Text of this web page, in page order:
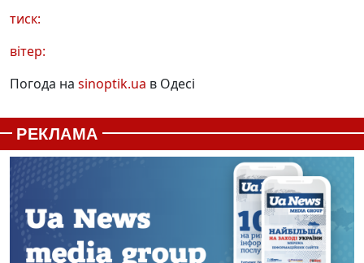
тиск:
вітер:
Погода на sinoptik.ua в Одесі
РЕКЛАМА